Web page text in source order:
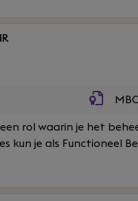
rol waarin je het
kun je als Functioneel